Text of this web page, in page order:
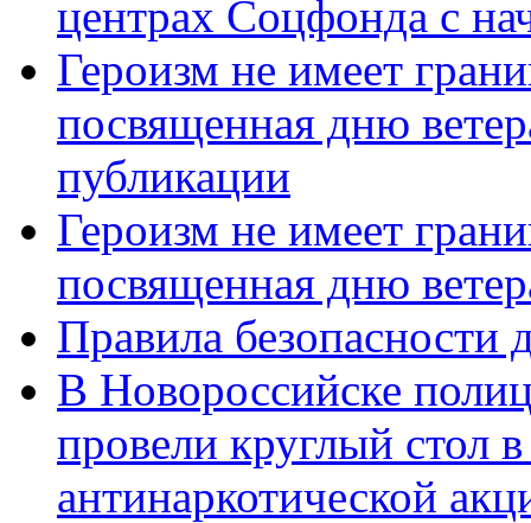
центрах Соцфонда с
Героизм не имеет
посвященная дню
публикации
Героизм не имеет
посвященная дню
Правила безопасности
В Новороссийске
провели круглый стол
антинаркотической